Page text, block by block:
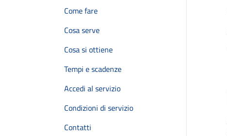
Come fare
Cosa serve
Cosa si ottiene
Tempi e scadenze
Accedi al servizio
Condizioni di servizio
Contatti